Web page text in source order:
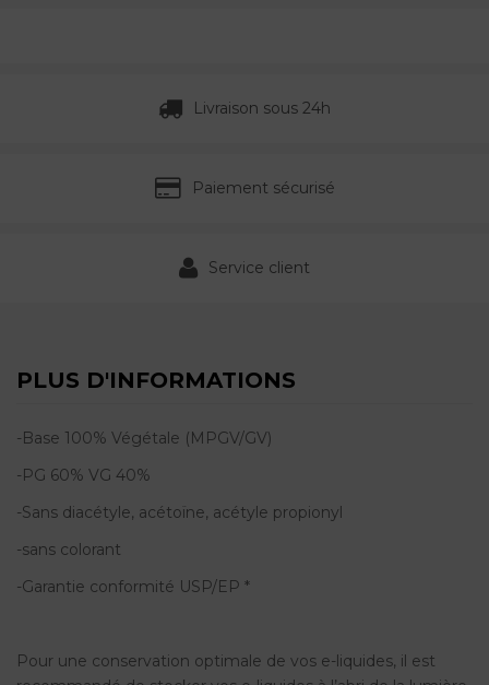
Livraison sous 24h
Paiement sécurisé
Service client
PLUS D'INFORMATIONS
-Base 100% Végétale (MPGV/GV)
-PG 60% VG 40%
-Sans diacétyle, acétoïne, acétyle propionyl
-sans colorant
-Garantie conformité USP/EP *
Pour une conservation optimale de vos e-liquides, il est